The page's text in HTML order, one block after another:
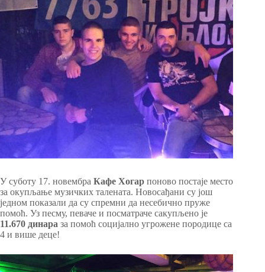
У суботу 17. новембра Кафе Хогар поново постаје место
за окупљање музичких талената. Новосађани су још
једном показали да су спремни да несебично пруже
помоћ. Уз песму, певаче и посматраче сакупљено је
11.670 динара за помоћ социјално угрожене породице са
4 и више деце!